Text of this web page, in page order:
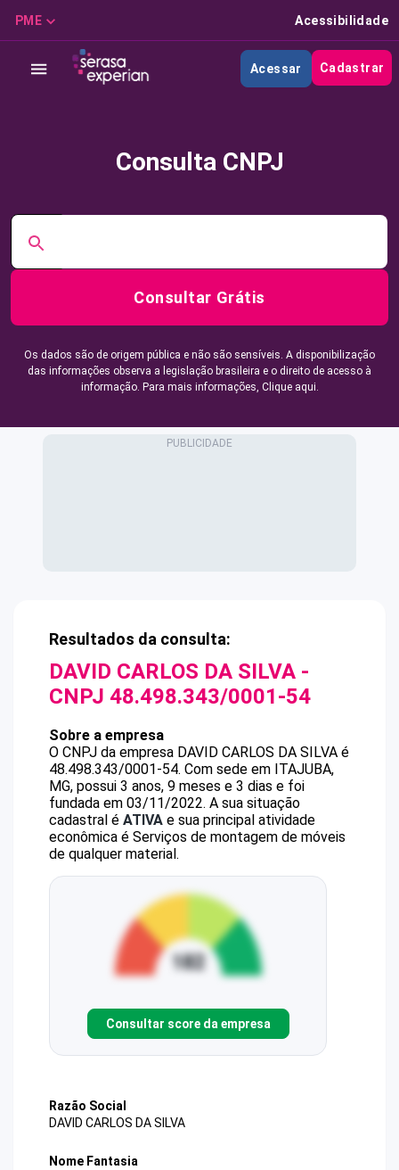
PME Acessibilidade
Acessar Cadastrar
Consulta CNPJ
Consultar Grátis
Os dados são de origem pública e não são sensíveis. A disponibilização
das informações observa a legislação brasileira e o direito de acesso à
informação. Para mais informações, Clique aqui.
Resultados da consulta:
DAVID CARLOS DA SILVA -
CNPJ 48.498.343/0001-54
Sobre a empresa
O CNPJ da empresa DAVID CARLOS DA SILVA é
48.498.343/0001-54. Com sede em ITAJUBA,
MG, possui 3 anos, 9 meses e 3 dias e foi
fundada em 03/11/2022. A sua situação
cadastral é ATIVA e sua principal atividade
econômica é Serviços de montagem de móveis
de qualquer material.
Consultar score da empresa
Razão Social
DAVID CARLOS DA SILVA
Nome Fantasia